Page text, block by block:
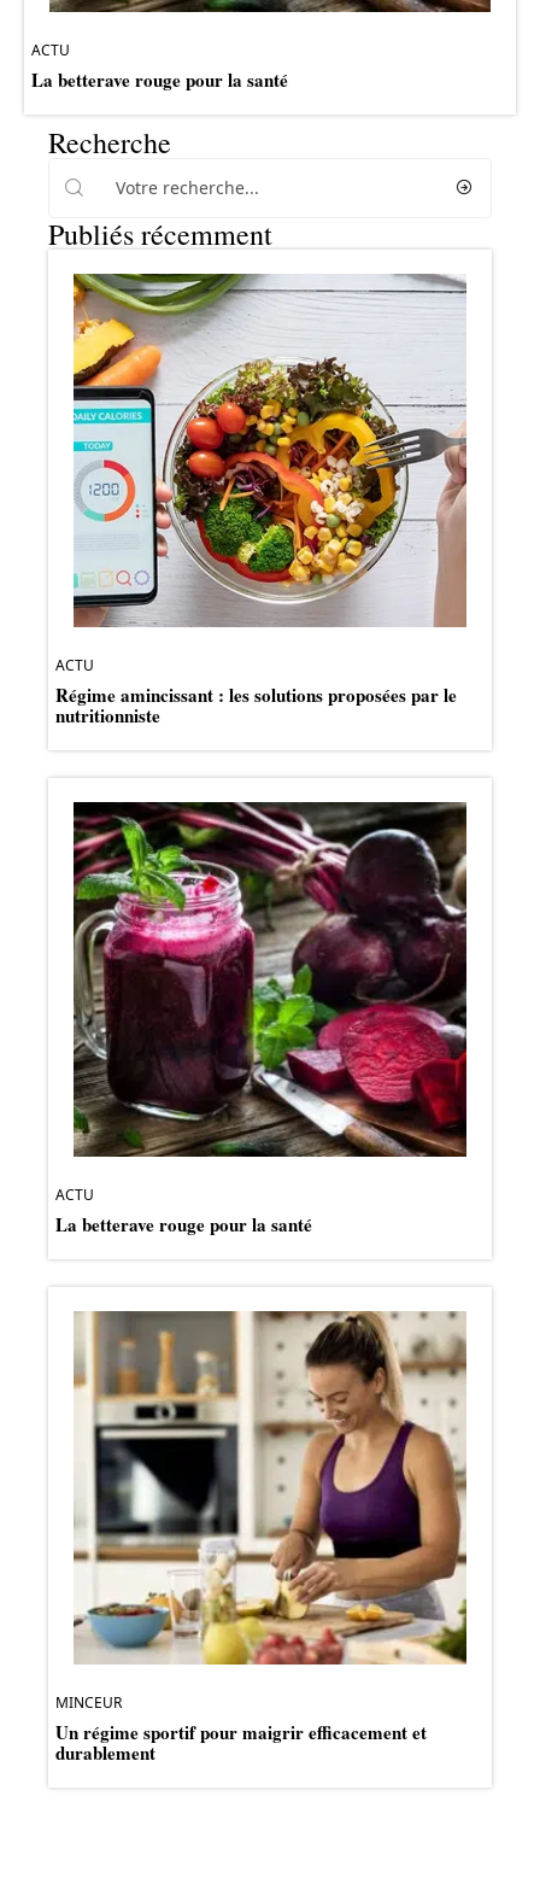
ACTU
La betterave rouge pour la santé
Recherche
Publiés récemment
ACTU
Régime amincissant : les solutions proposées par le
nutritionniste
ACTU
La betterave rouge pour la santé
MINCEUR
Un régime sportif pour maigrir efficacement et
durablement